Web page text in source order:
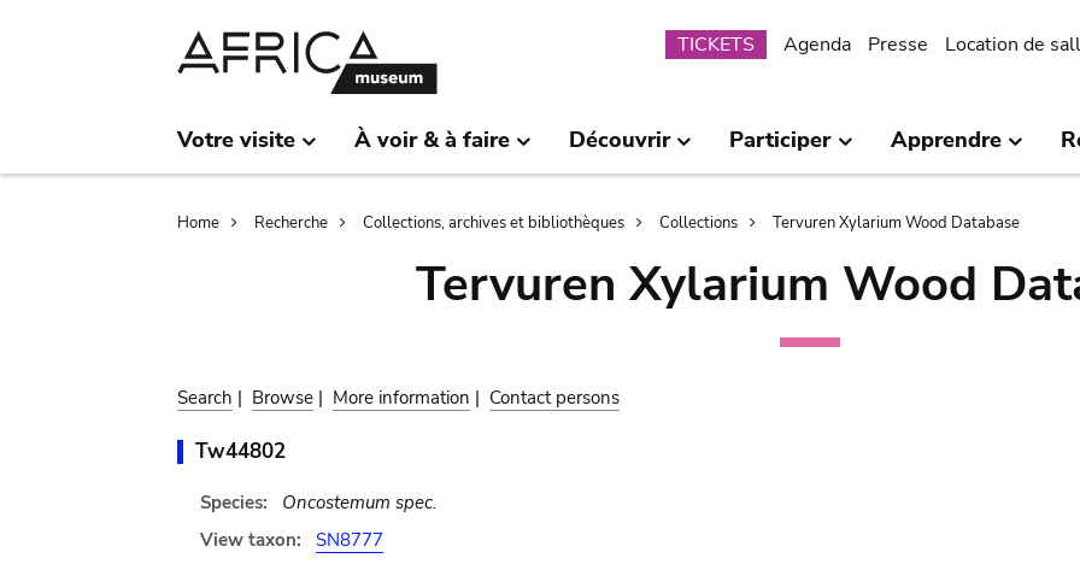
Submenu
TICKETS Agenda Presse Location de
Votre visite À voir & à faire Découvrir Participer Apprendre
Breadcrumb
Home Recherche Collections, archives et bibliothèques Collections Tervuren Xylarium Wood Database
Tervuren Xylarium Wood
Search | Browse | More information | Contact persons
Tw44802
Species:
Oncostemum spec.
View taxon:
SN8777